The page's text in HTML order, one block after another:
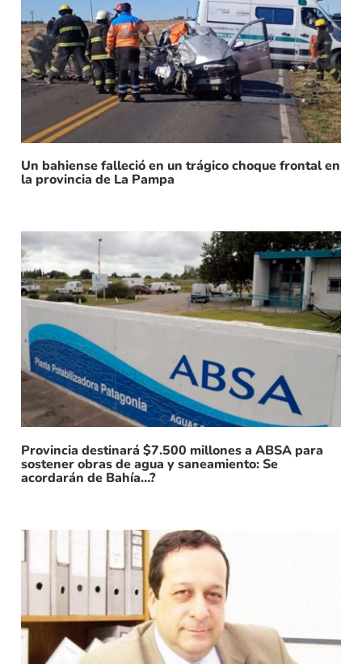
Un bahiense falleció en un trágico choque frontal en
la provincia de La Pampa
Provincia destinará $7.500 millones a ABSA para
sostener obras de agua y saneamiento: Se
acordarán de Bahía…?